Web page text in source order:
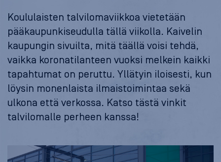
Koululaisten talvilomaviikkoa vietetään
pääkaupunkiseudulla tällä viikolla. Kaivelin
kaupungin sivuilta, mitä täällä voisi tehdä,
vaikka koronatilanteen vuoksi melkein kaikki
tapahtumat on peruttu. Yllätyin iloisesti, kun
löysin monenlaista ilmaistoimintaa sekä
ulkona että verkossa. Katso tästä vinkit
talvilomalle perheen kanssa!